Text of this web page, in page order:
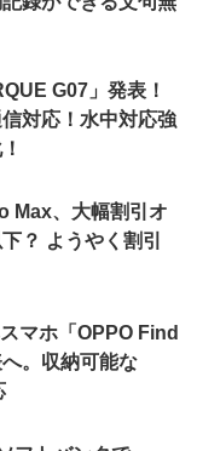
G07」発表！
対応！水中対応強
Max、大幅割引オ
？ ようやく割引
マホ「OPPO Find
。収納可能な